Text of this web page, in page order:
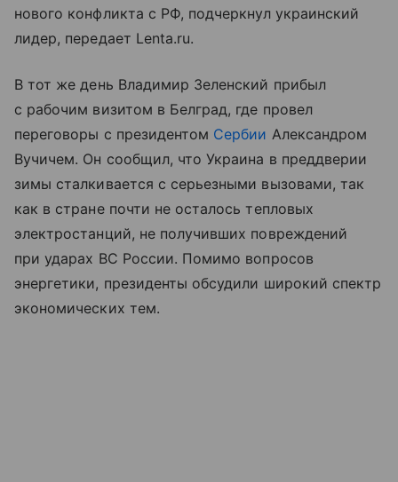
нового конфликта с РФ, подчеркнул украинский
лидер, передает Lenta.ru.
В тот же день Владимир Зеленский прибыл
с рабочим визитом в Белград, где провел
переговоры с президентом Сербии Александром
Вучичем. Он сообщил, что Украина в преддверии
зимы сталкивается с серьезными вызовами, так
как в стране почти не осталось тепловых
электростанций, не получивших повреждений
при ударах ВС России. Помимо вопросов
энергетики, президенты обсудили широкий спектр
экономических тем.